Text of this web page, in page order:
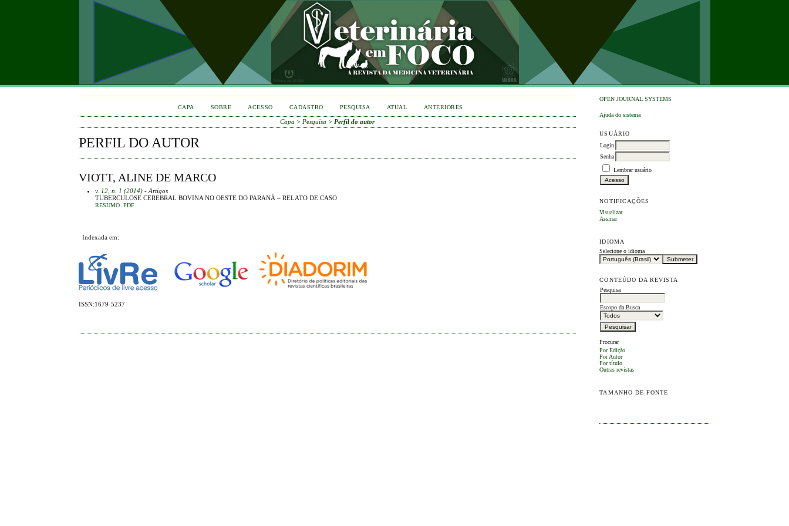
OPEN JOURNAL SYSTEMS
Ajuda do sistema
USUÁRIO
Login
Senha
Lembrar usuário
NOTIFICAÇÕES
Visualizar
Assinar
IDIOMA
Selecione o idioma
CONTEÚDO DA REVISTA
Pesquisa
Escopo da Busca
Procurar
Por Edição
Por Autor
Por título
Outras revistas
TAMANHO DE FONTE
CAPA SOBRE ACESSO CADASTRO PESQUISA ATUAL ANTERIORES
Capa > Pesquisa > Perfil do autor
PERFIL DO AUTOR
VIOTT, ALINE DE MARCO
v. 12, n. 1 (2014) - Artigos
TUBERCULOSE CEREBRAL BOVINA NO OESTE DO PARANÁ – RELATO DE CASO
RESUMO PDF
Indexada em:
ISSN:1679-5237